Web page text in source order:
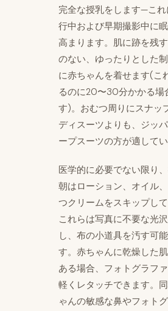
完全な授乳をします—こ
行中および早期撮影中に
高まります。肌に跡を残
のない、ゆったりとした
に赤ちゃんを着せます(こ
るのに20〜30分かかる場
す)。おむつ周りにスナッ
ディスーツよりも、ジッ
ープスーツの方が適してい
医学的に必要でない限り
朝はローション、オイル
つクリームをスキップし
これらは写真に不要な光
し、布の小道具を汚す可
す。赤ちゃんに乾燥した
ある場合、フォトグラフ
軽くレタッチできます。
ゃんの敏感な鼻やフォト